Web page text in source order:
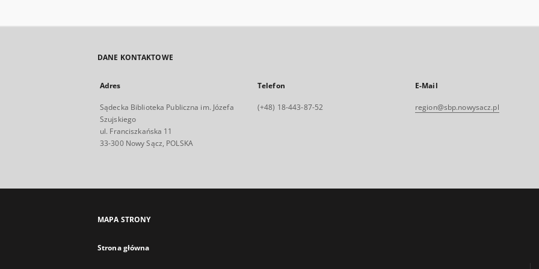
DANE KONTAKTOWE
Adres
Sądecka Biblioteka Publiczna im. Józefa
Szujskiego
ul. Franciszkańska 11
33-300 Nowy Sącz, POLSKA
Telefon
(+48) 18-443-87-52
E-Mail
region@sbp.nowysacz.pl
MAPA STRONY
Strona główna